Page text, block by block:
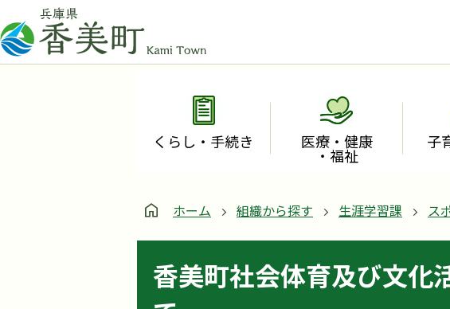
くらし・手続き 医療・健康
・福祉
子
ホーム 組織から探す 生涯学習課 ス
香美町社会体育及び文化